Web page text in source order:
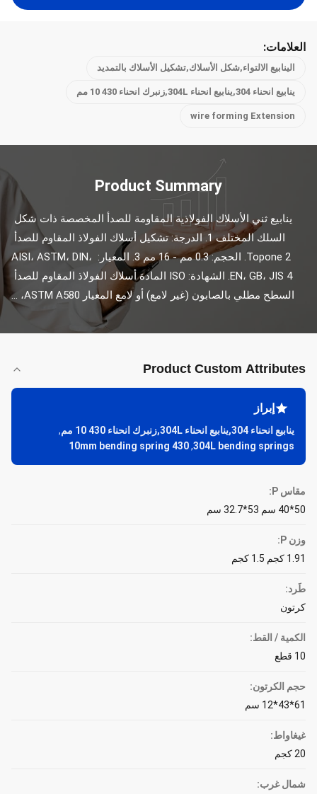
العلامات:
الينابيع الالتواء,شكل الأسلاك,تشكيل الأسلاك بالتمديد
ينابيع انحناء 304,ينابيع انحناء 304L,زنبرك انحناء 430 10 مم
wire forming Extension
Product Summary
Topone 2. الحجم: 0.3 مم - 16 مم 3. المعيار: AISI، ASTM، DIN،
السطح مطلي بالصابون (غير لامع) أو لامع المعيار ASTM A580، ...
Product Custom Attributes
إبراز
ينابيع انحناء 304,ينابيع انحناء 304L,زنبرك انحناء 430 10 مم
,
304L bending springs
,
430 10mm bending spring
مقاس P:
50*40 سم 53*32.7 سم
وزن P:
1.91 كجم 1.5 كجم
طَرد:
كرتون
الكمية / القط:
10 قطع
حجم الكرتون:
61*43*12 سم
غيغاواط:
20 كجم
شمال غرب: